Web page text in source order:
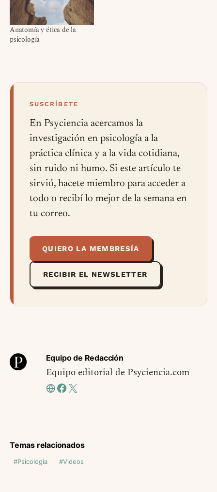
Anatomía y ética de la
psicología
SUSCRÍBETE
En Psyciencia acercamos la
investigación en psicología a la
práctica clínica y a la vida cotidiana,
sin ruido ni humo. Si este artículo te
sirvió, hacete miembro para acceder a
todo o recibí lo mejor de la semana en
tu correo.
QUIERO LA MEMBRESÍA
RECIBIR EL NEWSLETTER
Equipo de Redacción
Equipo editorial de Psyciencia.com
Temas relacionados
Psicología Videos